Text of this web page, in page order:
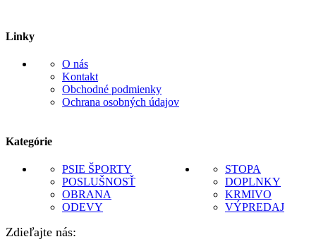
Linky
O nás
Kontakt
Obchodné podmienky
Ochrana osobných údajov
Kategórie
PSIE ŠPORTY
POSLUŠNOSŤ
OBRANA
ODEVY
STOPA
DOPLNKY
KRMIVO
VÝPREDAJ
Zdieľajte nás: